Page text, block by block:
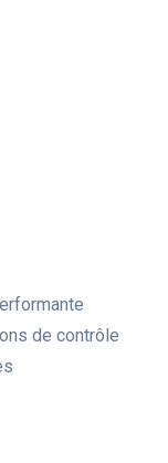
de contrôle